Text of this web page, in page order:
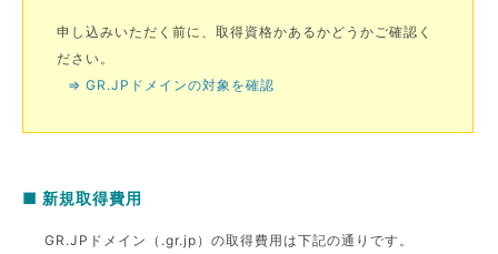
申し込みいただく前に、取得資格かあるかどうかご確認く
ださい。
⇒ GR.JPドメインの対象を確認
■ 新規取得費用
GR.JPドメイン（.gr.jp）の取得費用は下記の通りです。